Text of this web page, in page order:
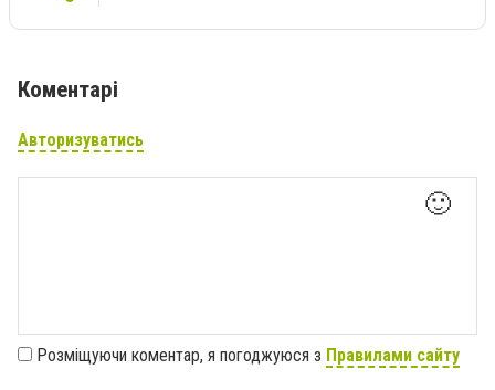
Коментарі
Авторизуватись
🙂
Розміщуючи коментар, я погоджуюся з Правилами сайту